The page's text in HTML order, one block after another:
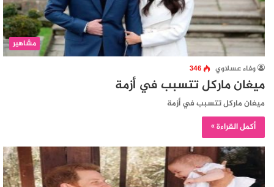
مشاهير
وفاء عسلاوي 346
ميغان ماركل تتسبب في أزمة
ميغان ماركل تتسبب في أزمة
أكمل القراءة »